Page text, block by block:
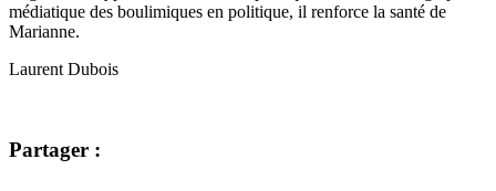
médiatique des boulimiques en politique, il renforce la santé de
Marianne.
Laurent Dubois
Partager :